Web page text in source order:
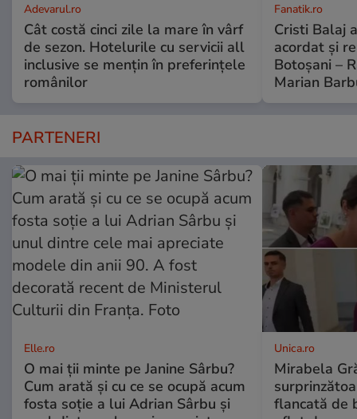
Adevarul.ro
Cât costă cinci zile la mare în vârf
de sezon. Hotelurile cu servicii all
inclusive se mențin în preferințele
românilor
Fanatik.ro
Cristi Balaj
acordat și
Botoșani –
Marian
PARTENERI
Elle.ro
O mai ții minte pe Janine Sârbu?
Cum arată și cu ce se ocupă acum
fosta soție a lui Adrian Sârbu și
Unica.ro
Mirabela
flancată de